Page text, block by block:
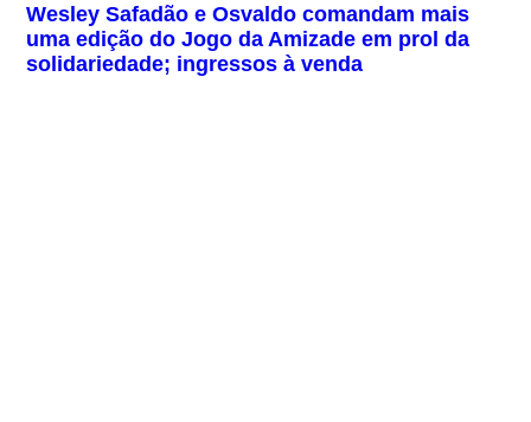
Wesley Safadão e Osvaldo comandam mais
uma edição do Jogo da Amizade em prol da
solidariedade; ingressos à venda